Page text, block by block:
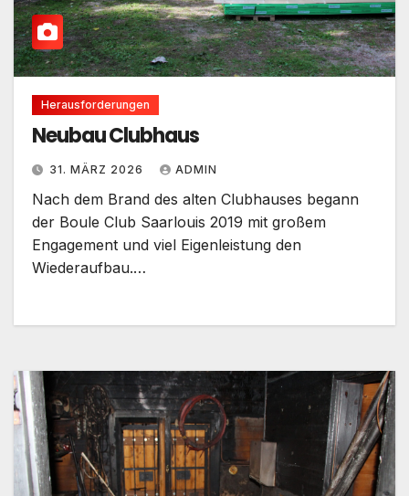
Herausforderungen
Neubau Clubhaus
31. MÄRZ 2026 ADMIN
Nach dem Brand des alten Clubhauses begann
der Boule Club Saarlouis 2019 mit großem
Engagement und viel Eigenleistung den
Wiederaufbau.…